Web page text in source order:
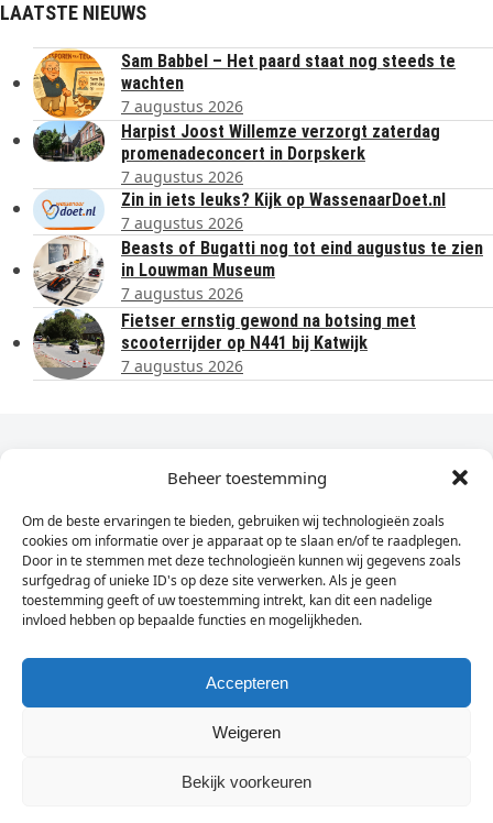
Beheer toestemming
Om de beste ervaringen te bieden, gebruiken wij technologieën zoals
cookies om informatie over je apparaat op te slaan en/of te raadplegen.
Door in te stemmen met deze technologieën kunnen wij gegevens zoals
surfgedrag of unieke ID's op deze site verwerken. Als je geen
toestemming geeft of uw toestemming intrekt, kan dit een nadelige
invloed hebben op bepaalde functies en mogelijkheden.
Accepteren
Weigeren
Bekijk voorkeuren
LAATSTE NIEUWS
Sam Babbel – Het paard staat nog steeds te
wachten
7 augustus 2026
Harpist Joost Willemze verzorgt zaterdag
promenadeconcert in Dorpskerk
7 augustus 2026
Zin in iets leuks? Kijk op WassenaarDoet.nl
7 augustus 2026
Beasts of Bugatti nog tot eind augustus te zien
in Louwman Museum
7 augustus 2026
Fietser ernstig gewond na botsing met
scooterrijder op N441 bij Katwijk
7 augustus 2026
Dagelijks het laatste nieuws in je e-mail?
Vul
hier
je
e-
mailadres
in
Sign Up